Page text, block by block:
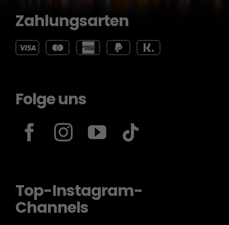
Zahlungsarten
Folge uns
Top-Instagram-
Channels